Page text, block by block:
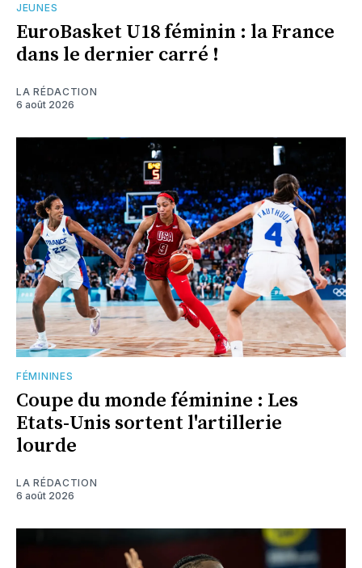
JEUNES
EuroBasket U18 féminin : la France
dans le dernier carré !
LA RÉDACTION
6 août 2026
FÉMININES
Coupe du monde féminine : Les
Etats-Unis sortent l'artillerie
lourde
LA RÉDACTION
6 août 2026